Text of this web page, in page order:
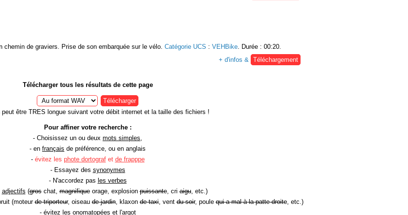
chemin de graviers. Prise de son embarquée sur le vélo. Catégorie UCS : VEHBike. Durée : 00:20.
+ d'infos & Téléchargement
Télécharger tous les résultats de cette page
Télécharger
être TRES longue suivant votre débit internet et la taille des fichiers !
Pour affiner votre recherche :
- Choisissez un ou deux mots simples,
- en français de préférence, ou en anglais
- évitez les phote dortografet de frapppe
- Essayez des synonymes
- N'accordez pas les verbes
adjectifs (groschat,magnifiqueorage, explosionpuissante, criaigu, etc.)
(moteurde triporteur, oiseaude jardin, klaxonde taxi, ventdu soir, poulequi a mal à la patte droite, etc.)
- évitez les onomatopées et l'argot